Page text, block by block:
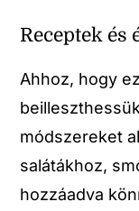
Receptek és
Ahhoz, hogy
módszereket
salátákhoz,
hozzáadva